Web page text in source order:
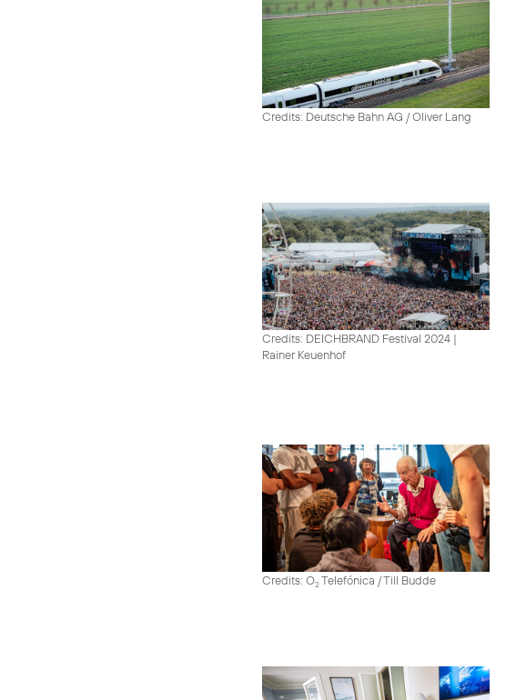
Credits: Deutsche Bahn AG / Oliver Lang
Credits: DEICHBRAND Festival 2024 |
Rainer Keuenhof
Credits: O2Telefónica / Till Budde